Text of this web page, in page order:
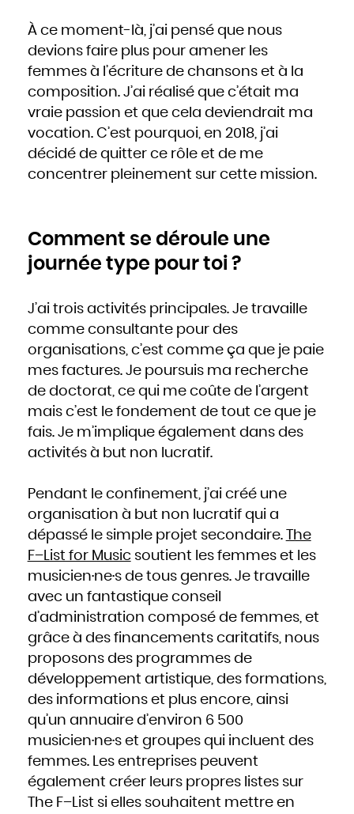
À ce moment-là, j’ai pensé que nous
devions faire plus pour amener les
femmes à l’écriture de chansons et à la
composition. J’ai réalisé que c’était ma
vraie passion et que cela deviendrait ma
vocation. C’est pourquoi, en 2018, j’ai
décidé de quitter ce rôle et de me
concentrer pleinement sur cette mission.
Comment se déroule une
journée type pour toi ?
J’ai trois activités principales. Je travaille
comme consultante pour des
organisations, c’est comme ça que je paie
mes factures. Je poursuis ma recherche
de doctorat, ce qui me coûte de l’argent
mais c’est le fondement de tout ce que je
fais. Je m’implique également dans des
activités à but non lucratif.
Pendant le confinement, j’ai créé une
organisation à but non lucratif qui a
dépassé le simple projet secondaire.
The
F–List for Musicsoutient les femmes et les
musicien·ne·s de tous genres. Je travaille
avec un fantastique conseil
d’administration composé de femmes, et
grâce à des financements caritatifs, nous
proposons des programmes de
développement artistique, des formations,
des informations et plus encore, ainsi
qu’un annuaire d’environ 6 500
musicien·ne·s et groupes qui incluent des
femmes. Les entreprises peuvent
également créer leurs propres listes sur
The F–List si elles souhaitent mettre en